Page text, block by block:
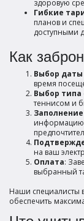
здоровую
Гибкие
планов и
доступными
Как
Выбор
время
Выбор типа
теннисом и
информацию,
на ваш
Оплата:
выбранный
Наши специалисты
обеспечить